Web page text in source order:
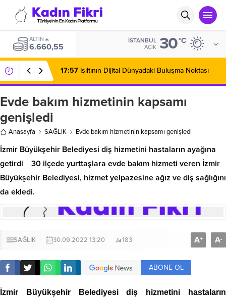
ALTIN
6.660,55
İSTANBUL
AÇIK 30°C
17:57 Işıltının Dijital Dünyadaki Buluşma Noktası
Evde bakım hizmetinin kapsamı
genişledi
Anasayfa SAĞLIK Evde bakım hizmetinin kapsamı genişledi
İzmir Büyükşehir Belediyesi diş hizmetini hastaların ayağına
getirdi 30 ilçede yurttaşlara evde bakım hizmeti veren İzmir
Büyükşehir Belediyesi, hizmet yelpazesine ağız ve diş sağlığını
da ekledi.
SAĞLIK 30.09.2022 13:20 183 A+ A-
ABONE OL
İzmir Büyükşehir Belediyesi diş hizmetini hastaların